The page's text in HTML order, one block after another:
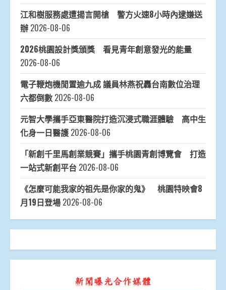
江和樹服務處遭揚言開槍 警方火速8小時內逮嫌送
辦 2026-08-06
2026桃園設計獎頒獎 看見青年創意發光的能量
2026-08-06
電子鞭炮機閒置逾九成 議員林燕祝轟台南數位治理
六都倒數 2026-08-06
元智大學攜手亞東醫院打造沉浸式職涯體驗 高中生
化身一日醫護 2026-08-06
「新創千里馬創業競賽」攜手桃園青創博覽會 打造
一站式新創平台 2026-08-06
《怎麼可能我家的祖先是你家的鬼》 桃園特映會8
月19日登場 2026-08-06